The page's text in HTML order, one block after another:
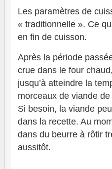
Les paramètres de
« traditionnelle ». Ce
en fin de cuisson.
Après la période
crue dans le four
jusqu’à atteindre la
morceaux de viande
Si besoin, la viande
dans la recette. Au
dans du beurre à rôtir
aussitôt.